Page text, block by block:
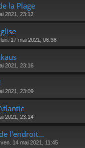
la Plage
2021, 23:12
lun. 17 mai 2021, 06:36
2021, 23:16
2021, 23:09
2021, 23:14
l'endroit...
ven. 14 mai 2021, 11:45